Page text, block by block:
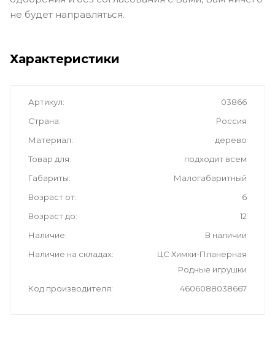
не будет направляться.
Характеристики
Артикул
03866
Страна
Россия
Материал
дерево
Товар для
подходит всем
Габариты
Малогабаритный
Возраст от
6
Возраст до
12
Наличие
В наличии
Наличие на складах
ЦС Химки-Планерная
Родные игрушки
Код производителя
4606088038667